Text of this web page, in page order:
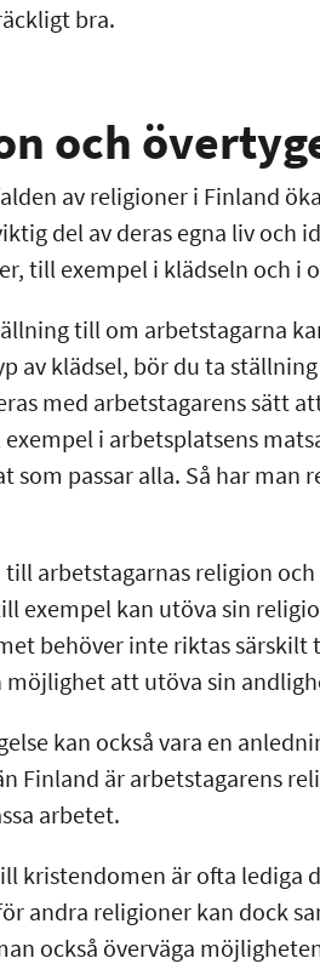
bra.
och
av religioner i Finland
del av deras egna liv och
till exempel i klädseln och i
till om arbetstagarna
av klädsel, bör du ta
med arbetstagarens sätt
i arbetsplatsens
som passar alla. Så har man
arbetstagarnas religion
exempel kan utöva sin
behöver inte riktas särskilt
att utöva sin
kan också vara en
Finland är arbetstagarens
arbetet.
kristendomen är ofta lediga
andra religioner kan dock
också överväga